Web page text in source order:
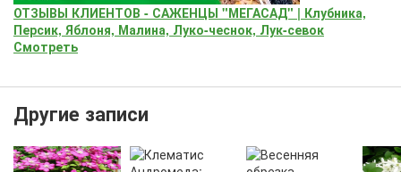
ОТЗЫВЫ КЛИЕНТОВ - САЖЕНЦЫ "МЕГАСАД" | Клубника,
Персик, Яблоня, Малина, Луко-чеснок, Лук-севок
Смотреть
Другие записи